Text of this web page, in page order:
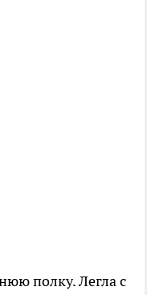
полку. Легла с